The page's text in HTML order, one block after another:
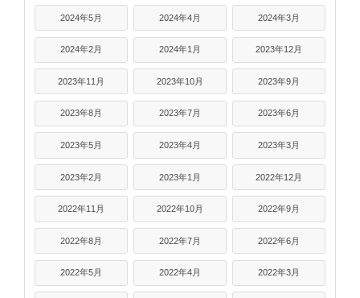
2024年5月 2024年4月 2024年3月
2024年2月 2024年1月 2023年12月
2023年11月 2023年10月 2023年9月
2023年8月 2023年7月 2023年6月
2023年5月 2023年4月 2023年3月
2023年2月 2023年1月 2022年12月
2022年11月 2022年10月 2022年9月
2022年8月 2022年7月 2022年6月
2022年5月 2022年4月 2022年3月